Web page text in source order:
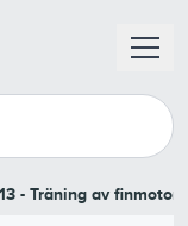
- Träning av